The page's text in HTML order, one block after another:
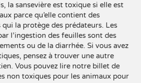
, la sansevière est toxique si elle est
parce qu’elle contient des
la protège des prédateurs. Les
l’ingestion des feuilles sont des
ou de la diarrhée. Si vous avez
pensez à trouver une autre
Vous pouvez lire notre billet de
non toxiques pour les animaux pour